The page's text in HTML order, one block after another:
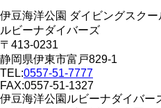
伊豆海洋公園 ダイビングスクー
ルビーナダイバーズ
〒413-0231
静岡県伊東市富戸829-1
TEL:0557-51-7777
FAX:0557-51-1327
伊豆海洋公園ルビーナダイバー